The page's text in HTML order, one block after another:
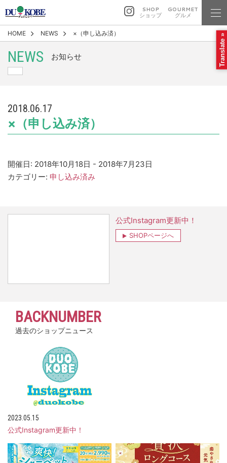
SHOP
ショップ
GOURMET
グルメ
HOME NEWS ×（申し込み済）
NEWS お知らせ
2018.06.17
×（申し込み済）
開催日: 2018年10月18日 - 2018年7月23日
カテゴリー: 申し込み済み
公式Instagram更新中！
SHOPページへ
BACKNUMBER
過去のショップニュース
2023.05.15
公式Instagram更新中！
Translate »